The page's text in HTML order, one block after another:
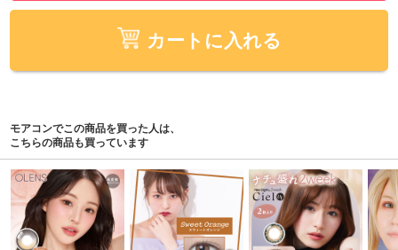
カートに入れる
モアコンでこの商品を買った人は、
こちらの商品も買っています